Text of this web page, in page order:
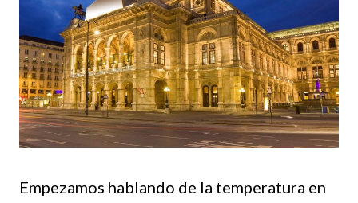
Empezamos hablando de la temperatura en